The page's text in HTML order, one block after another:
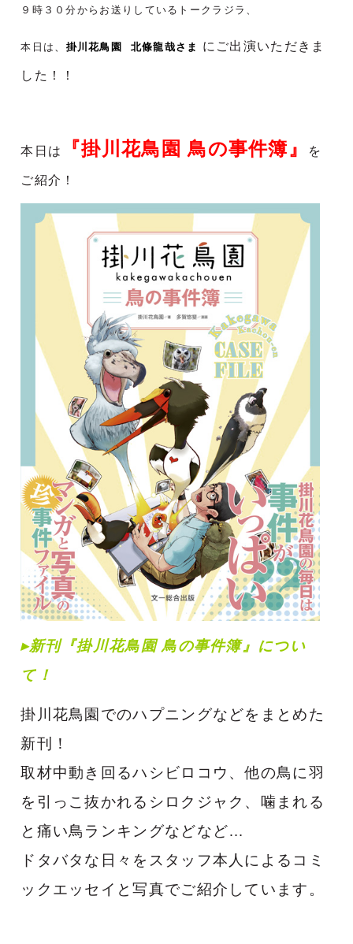
９時３０分からお送りしているトークラジラ、
本日は 掛川花鳥園 北條龍哉さま にご出演いただきま
した！！
本日は 『掛川花鳥園 鳥の事件簿』 を
ご紹介！
▸新刊『掛川花鳥園 鳥の事件簿』につい
て！
掛川花鳥園でのハプニングなどをまとめた
新刊！
取材中動き回るハシビロコウ、他の鳥に羽
を引っこ抜かれるシロクジャク、噛まれる
と痛い鳥ランキングなどなど…
ドタバタな日々をスタッフ本人によるコミ
ックエッセイと写真でご紹介しています。